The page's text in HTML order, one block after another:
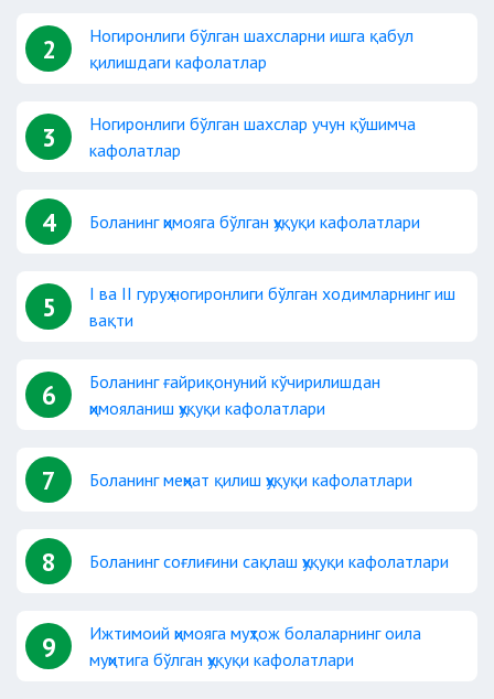
2
Ногиронлиги бўлган шахсларни ишга қабул
қилишдаги кафолатлар
3
Ногиронлиги бўлган шахслар учун қўшимча
кафолатлар
4 Боланинг ҳимояга бўлган ҳуқуқи кафолатлари
5
I ва II гуруҳ ногиронлиги бўлган ходимларнинг иш
вақти
6
Боланинг ғайриқонуний кўчирилишдан
ҳимояланиш ҳуқуқи кафолатлари
7 Боланинг меҳнат қилиш ҳуқуқи кафолатлари
8 Боланинг соғлиғини сақлаш ҳуқуқи кафолатлари
9
Ижтимоий ҳимояга муҳтож болаларнинг оила
муҳитига бўлган ҳуқуқи кафолатлари